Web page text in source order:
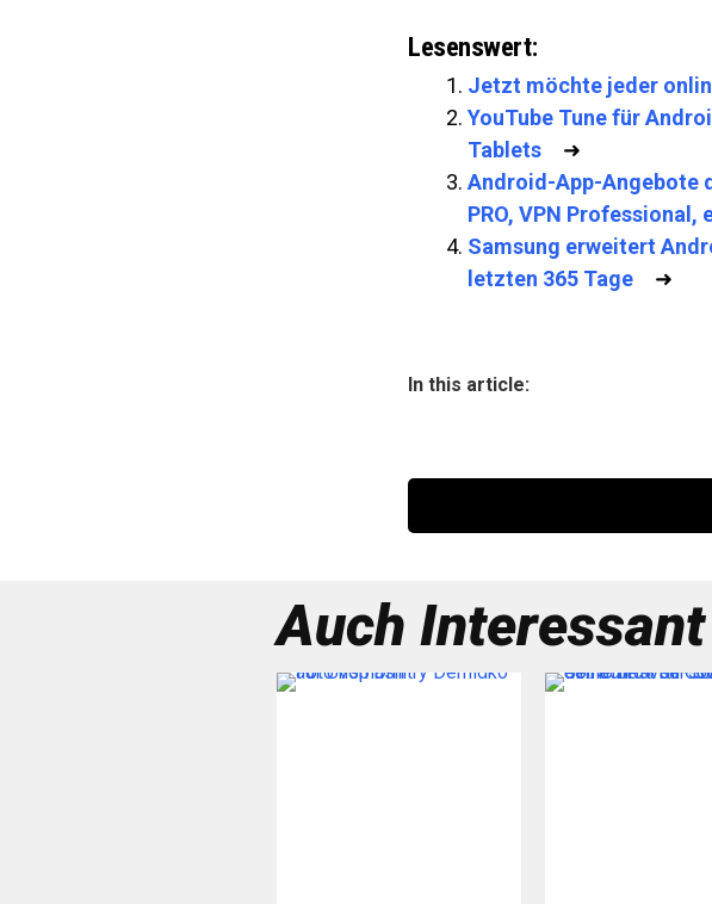
Lesenswert:
Jetzt möchte jeder
YouTube Tune für
Tablets ➜
Android-App-Angebote
PRO, VPN Professional,
Samsung erweitert
letzten 365 Tage ➜
In this article:
Auch Interessant